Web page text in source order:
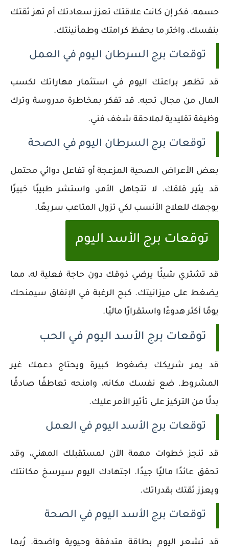
حسمه. فكر إن كانت علاقتك تعزز سعادتك أم تهز ثقتك
بنفسك، واختر ما يحفظ كرامتك وطمأنينتك.
توقعات برج السرطان اليوم في العمل
قد تظهر براعتك اليوم في استثمار مهاراتك لكسب
المال من مجال تحبه. قد تفكر بمخاطرة مدروسة وترك
وظيفة تقليدية لملاحقة شغف فني.
توقعات برج السرطان اليوم في الصحة
بعض الأعراض الصحية المزعجة أو تفاعل دوائي محتمل
قد يثير قلقك. لا تتجاهل الأمر، واستشر طبيبًا خبيرًا
يوجهك للعلاج الأنسب لكي تزول المتاعب سريعًا.
توقعات برج الأسد اليوم
قد تشتري شيئًا يرضي ذوقك دون حاجة فعلية له، مما
يضغط على ميزانيتك. كبح الرغبة في الإنفاق سيمنحك
يومًا أكثر هدوءًا واستقرارًا ماليًا.
توقعات برج الأسد اليوم في الحب
قد يمر شريكك بضغوط كبيرة ويحتاج دعمك غير
المشروط. ضع نفسك مكانه، وامنحه تعاطفًا صادقًا
بدلًا من التركيز على تأثير الأمر عليك.
توقعات برج الأسد اليوم في العمل
قد تنجز خطوات مهمة الآن لمستقبلك المهني، وقد
تحقق عائدًا ماليًا جيدًا. اجتهادك اليوم سيرسخ مكانتك
ويعزز ثقتك بقدراتك.
توقعات برج الأسد اليوم في الصحة
قد تشعر اليوم بطاقة متدفقة وحيوية واضحة. رُبما